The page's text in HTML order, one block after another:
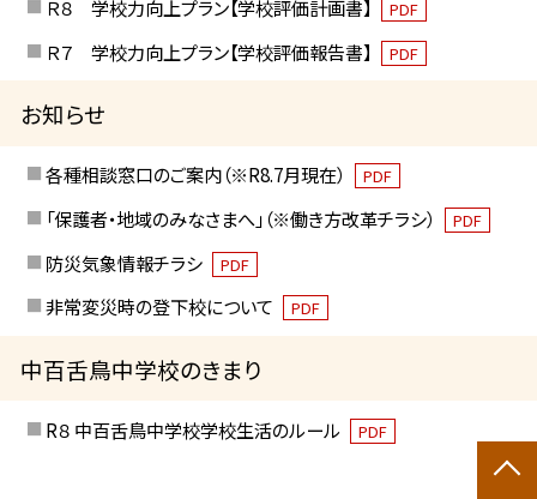
Ｒ８ 学校力向上プラン【学校評価計画書】 PDF
Ｒ７ 学校力向上プラン【学校評価報告書】 PDF
お知らせ
各種相談窓口のご案内（※R8.7月現在） PDF
「保護者・地域のみなさまへ」（※働き方改革チラシ） PDF
防災気象情報チラシ PDF
非常変災時の登下校について PDF
中百舌鳥中学校のきまり
R８ 中百舌鳥中学校学校生活のルール PDF